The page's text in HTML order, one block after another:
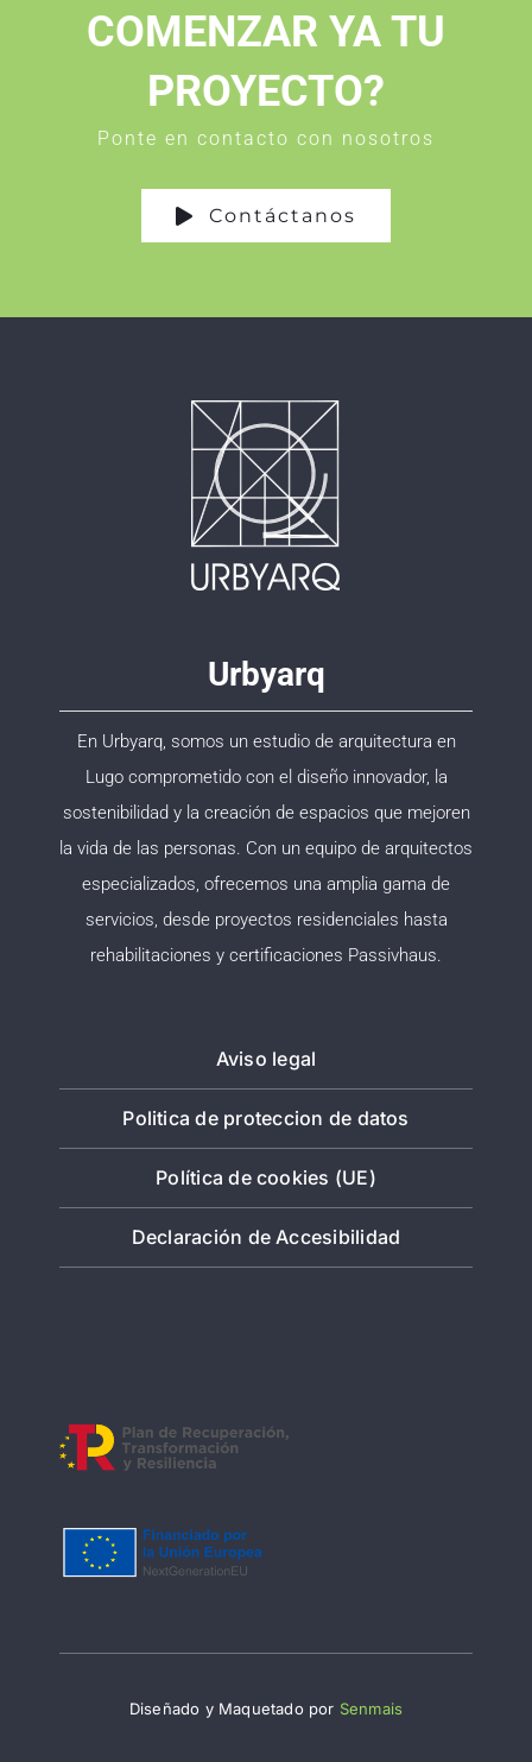
COMENZAR YA TU
PROYECTO?
Ponte en contacto con nosotros
Contáctanos
Urbyarq
En Urbyarq, somos un estudio de arquitectura en
Lugo comprometido con el diseño innovador, la
sostenibilidad y la creación de espacios que mejoren
la vida de las personas. Con un equipo de arquitectos
especializados, ofrecemos una amplia gama de
servicios, desde proyectos residenciales hasta
rehabilitaciones y certificaciones Passivhaus.
Aviso legal
Politica de proteccion de datos
Política de cookies (UE)
Declaración de Accesibilidad
Diseñado y Maquetado por Senmais